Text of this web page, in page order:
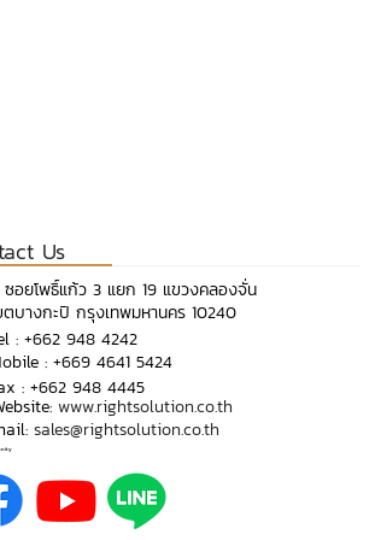
sales@rightsolution.co.th
www.rightsolution.co.th
: +662 948 4445
อยโพธิ์แก้ว 3 แยก 19 แขวงคลองจั่น
ตบางกะปิ กรุงเทพมหานคร 10240
:+662 948 4242
:+669 4641 5424
Us